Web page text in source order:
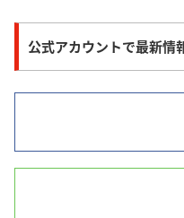
公式アカウントで最新情